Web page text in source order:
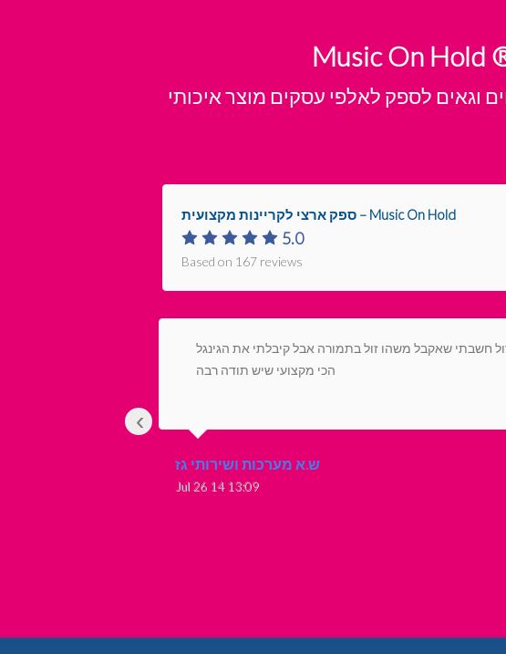
וגאים לספק לאלפי עסקים מוצר איכותי
Music On Hold – ספק ארצי לקריינות מקצועית
5.0
Based on 167 reviews
חשבתי שאקבל משהו זול בתמורה אבל קיבלתי את הגינגל
הכי מקצועי שיש תודה רבה
ש.א מערכות ושירותי גז
13:09 14 Jul 26
‹